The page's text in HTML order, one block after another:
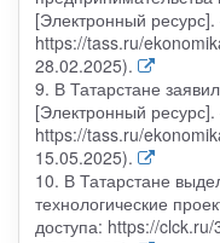
[Электронный
https://tass.ru/
28.02.2025).
9. В Татарстане
[Электронный
https://tass.ru/
15.05.2025).
10. В Татарстане
технологические
доступа: https://